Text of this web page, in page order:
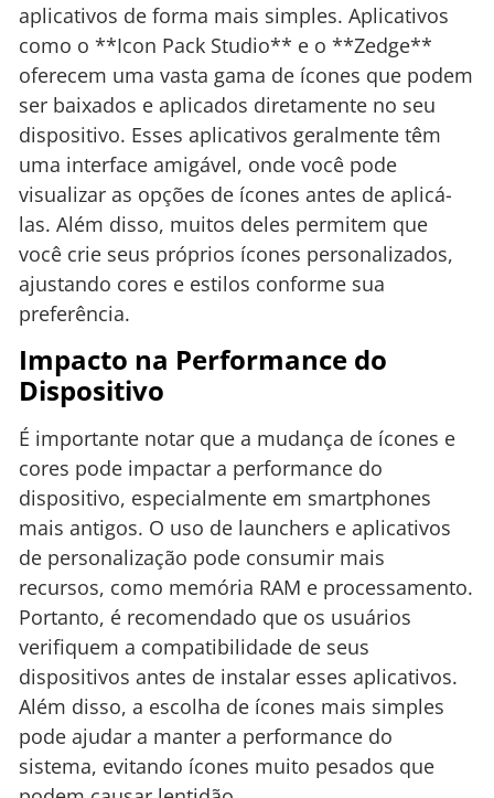
aplicativos de forma mais simples. Aplicativos
como o **Icon Pack Studio** e o **Zedge**
oferecem uma vasta gama de ícones que podem
ser baixados e aplicados diretamente no seu
dispositivo. Esses aplicativos geralmente têm
uma interface amigável, onde você pode
visualizar as opções de ícones antes de aplicá-
las. Além disso, muitos deles permitem que
você crie seus próprios ícones personalizados,
ajustando cores e estilos conforme sua
preferência.
Impacto na Performance do
Dispositivo
É importante notar que a mudança de ícones e
cores pode impactar a performance do
dispositivo, especialmente em smartphones
mais antigos. O uso de launchers e aplicativos
de personalização pode consumir mais
recursos, como memória RAM e processamento.
Portanto, é recomendado que os usuários
verifiquem a compatibilidade de seus
dispositivos antes de instalar esses aplicativos.
Além disso, a escolha de ícones mais simples
pode ajudar a manter a performance do
sistema, evitando ícones muito pesados que